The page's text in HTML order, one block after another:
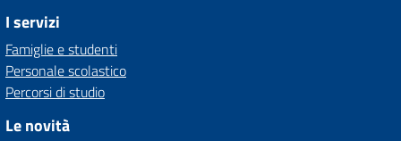
I servizi
Famiglie e studenti
Personale scolastico
Percorsi di studio
Le novità